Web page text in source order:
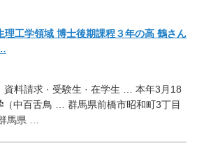
理工学領域 博士後期課程３年の高 鶴さん
資料請求 · 受験生 · 在学生 … 本年3月18
（中百舌鳥 … 群馬県前橋市昭和町3丁目
馬県 …